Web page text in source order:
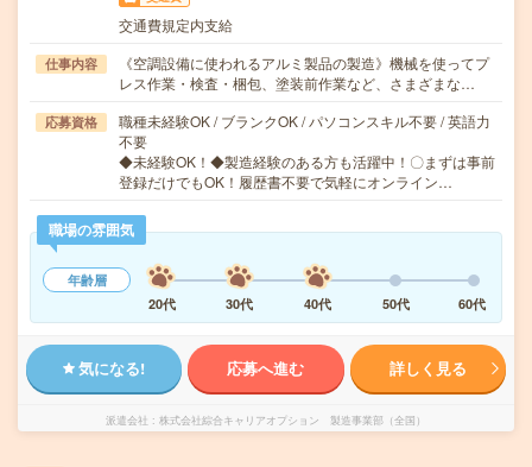
交通費規定内支給
仕事内容
《空調設備に使われるアルミ製品の製造》機械を使ってプ
レス作業・検査・梱包、塗装前作業など、さまざまな…
応募資格
職種未経験OK / ブランクOK / パソコンスキル不要 / 英語力
不要
◆未経験OK！◆製造経験のある方も活躍中！〇まずは事前
登録だけでもOK！履歴書不要で気軽にオンライン…
職場の雰囲気
年齢層
20代
30代 40代 50代 60代
気になる! 応募へ進む 詳しく見る
派遣会社 株式会社綜合キャリアオプション 製造事業部（全国）